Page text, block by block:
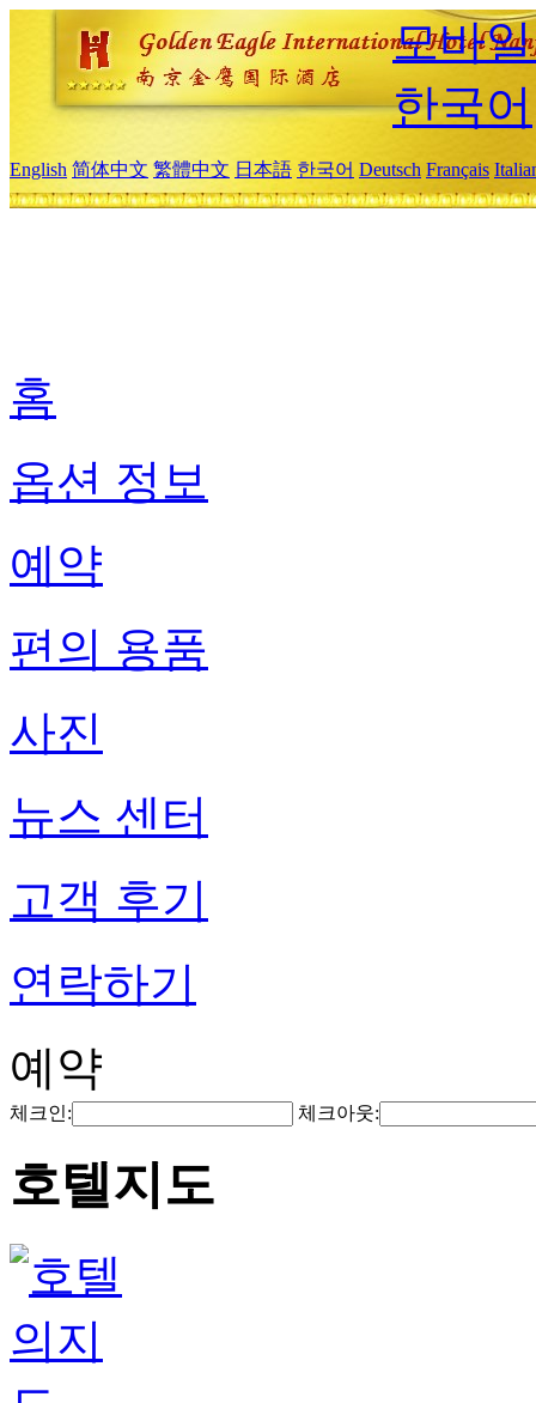
모바
한국어
English 简体中文 繁體中文 日本語 한국어 Deutsch Français
홈
옵션 정보
예약
편의 용품
사진
뉴스 센터
고객 후기
연락하기
예약
체크인: 체크아웃:
호텔지도